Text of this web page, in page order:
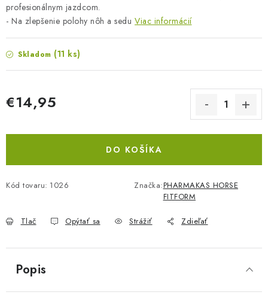
Obchodné podmienky
Dodacie podmienky
Podmienky ochrany osobných údajov
Napíšte nám
profesionálnym jazdcom.
- Na zlepšenie polohy nôh a sedu Viac informácií
Skladom (11 ks)
€14,95
DO KOŠÍKA
Kód tovaru: 1026 Značka:PHARMAKAS HORSE
FITFORM
Tlač Opýtať sa Strážiť Zdieľať
Popis